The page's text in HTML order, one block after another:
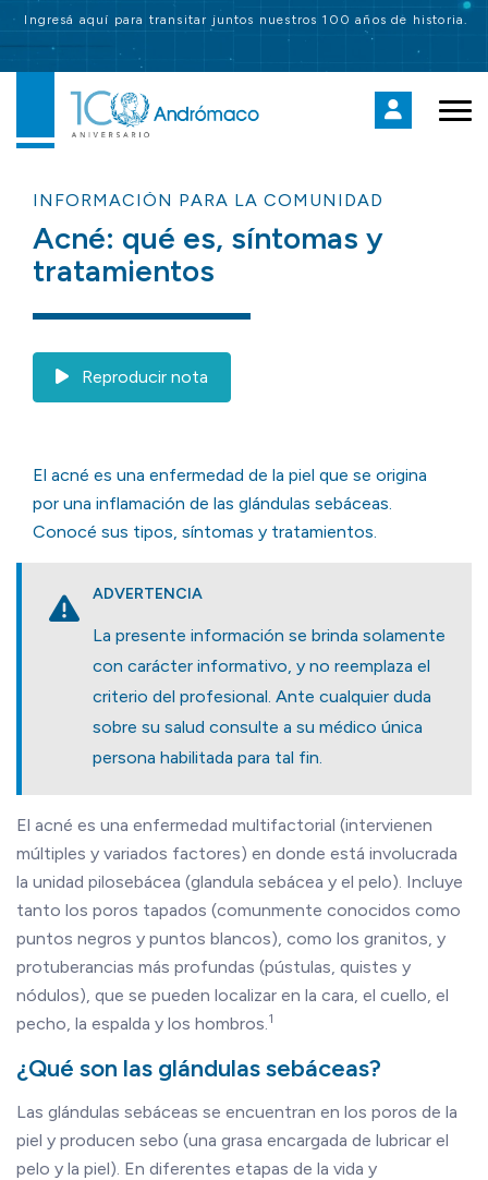
Ingresá aquí para transitar juntos nuestros 100 años de historia.
INFORMACIÓN PARA LA COMUNIDAD
Acné: qué es, síntomas y
tratamientos
Reproducir nota
El acné es una enfermedad de la piel que se origina
por una inflamación de las glándulas sebáceas.
Conocé sus tipos, síntomas y tratamientos.
ADVERTENCIA
La presente información se brinda solamente
con carácter informativo, y no reemplaza el
criterio del profesional. Ante cualquier duda
sobre su salud consulte a su médico única
persona habilitada para tal fin.
El acné es una enfermedad multifactorial (intervienen
múltiples y variados factores) en donde está involucrada
la unidad pilosebácea (glandula sebácea y el pelo). Incluye
tanto los poros tapados (comunmente conocidos como
puntos negros y puntos blancos), como los granitos, y
protuberancias más profundas (pústulas, quistes y
nódulos), que se pueden localizar en la cara, el cuello, el
pecho, la espalda y los hombros.1
¿Qué son las glándulas sebáceas?
Las glándulas sebáceas se encuentran en los poros de la
piel y producen sebo (una grasa encargada de lubricar el
pelo y la piel). En diferentes etapas de la vida y